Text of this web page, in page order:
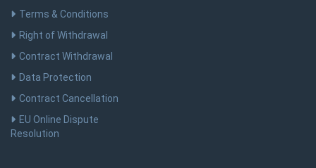
Terms & Conditions
Right of Withdrawal
Contract Withdrawal
Data Protection
Contract Cancellation
EU Online Dispute
Resolution